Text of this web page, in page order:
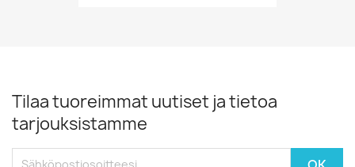
Tilaa tuoreimmat uutiset ja tietoa
tarjouksistamme